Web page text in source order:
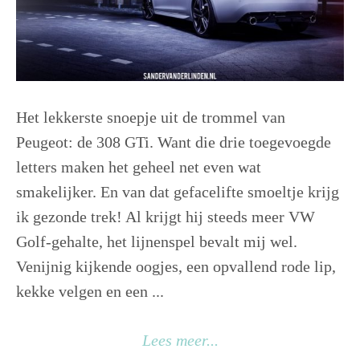
Het lekkerste snoepje uit de trommel van
Peugeot: de 308 GTi. Want die drie toegevoegde
letters maken het geheel net even wat
smakelijker. En van dat gefacelifte smoeltje krijg
ik gezonde trek! Al krijgt hij steeds meer VW
Golf-gehalte, het lijnenspel bevalt mij wel.
Venijnig kijkende oogjes, een opvallend rode lip,
kekke velgen en een ...
Lees meer...